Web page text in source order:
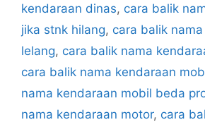
kendaraan dinas, cara balik
jika stnk hilang, cara balik
lelang, cara balik nama
cara balik nama kendaraan
nama kendaraan mobil beda
nama kendaraan motor, cara